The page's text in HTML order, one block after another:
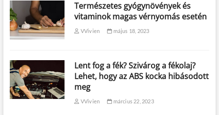
Természetes gyógynövények és
vitaminok magas vérnyomás esetén
VVivien május 18, 2023
Lent fog a fék? Szivárog a fékolaj?
Lehet, hogy az ABS kocka hibásodott
meg
VVivien március 22, 2023